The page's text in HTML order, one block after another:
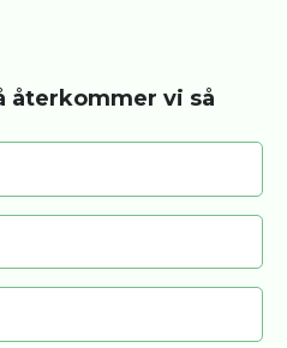
återkommer vi så